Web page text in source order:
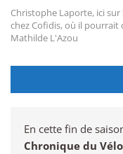
Christophe Laporte, ici
chez Cofidis, où il
Mathilde L'Azou
En cette fin de
Chronique du Vélo